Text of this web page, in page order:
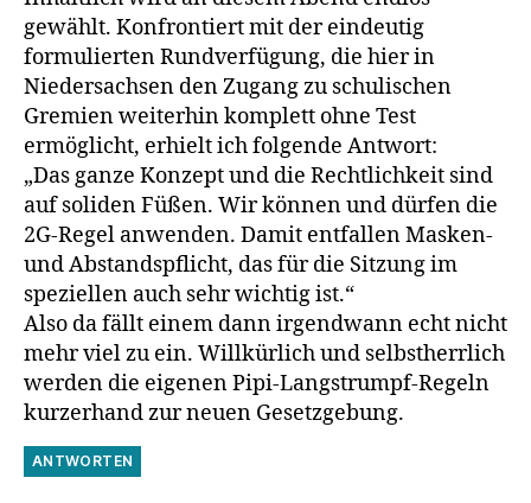
gewählt. Konfrontiert mit der eindeutig
formulierten Rundverfügung, die hier in
Niedersachsen den Zugang zu schulischen
Gremien weiterhin komplett ohne Test
ermöglicht, erhielt ich folgende Antwort:
„Das ganze Konzept und die Rechtlichkeit sind
auf soliden Füßen. Wir können und dürfen die
2G-Regel anwenden. Damit entfallen Masken-
und Abstandspflicht, das für die Sitzung im
speziellen auch sehr wichtig ist.“
Also da fällt einem dann irgendwann echt nicht
mehr viel zu ein. Willkürlich und selbstherrlich
werden die eigenen Pipi-Langstrumpf-Regeln
kurzerhand zur neuen Gesetzgebung.
ANTWORTEN